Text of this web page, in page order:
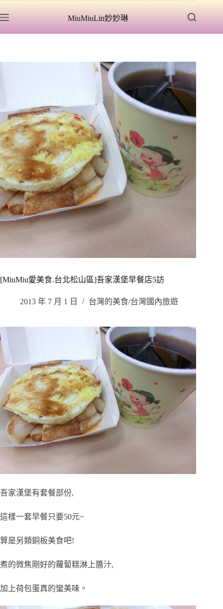
至
MiuMiuLin妙妙琳
[MiuMiu愛美食.台北松山區]吾家漢堡早餐店5訪
2013 年 7 月 1 日 台灣的美食/台灣國內旅遊
吾家漢堡有套餐部份,
這樣一套早餐只要50元~
算是另類銅板美食吧!
煮的微焦剛好的蘿蔔糕淋上醬汁,
加上荷包蛋真的蠻美味。